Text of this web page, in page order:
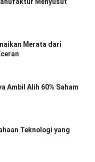
Menyusut
Merata dari
Ambil Alih 60% Saham
Teknologi yang